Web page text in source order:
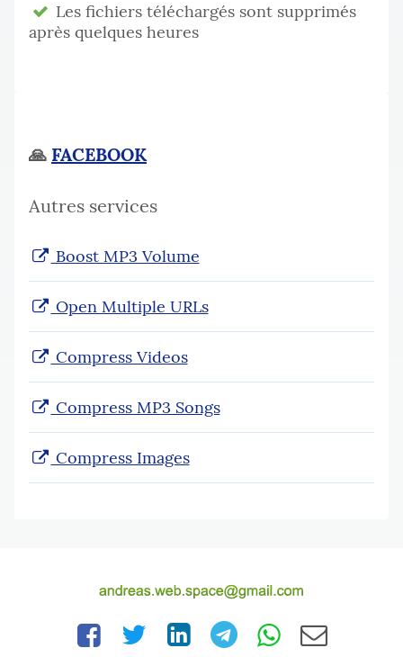
Les fichiers téléchargés sont supprimés
après quelques heures
🙏 FACEBOOK
Autres services
Boost MP3 Volume
Open Multiple URLs
Compress Videos
Compress MP3 Songs
Compress Images